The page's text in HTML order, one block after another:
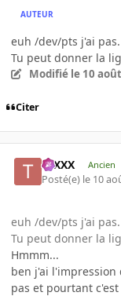
AUTEUR
euh /dev/pts j'ai pas.
Tu peut donner la
Modifié le 10
Citer
tuXXX Ancien
Posté(e) le 10
euh /dev/pts j'ai pas.
Tu peut donner la
Hmmm...
ben j'ai l'impression
pas et pourtant